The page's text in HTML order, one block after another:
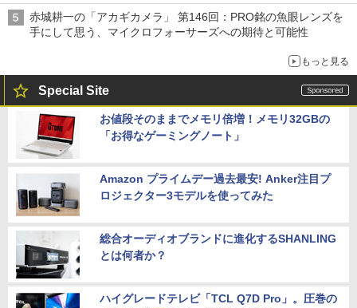
赤城耕一の「アカギカメラ」 第146回：PRO銘の魚眼レンズを
手にして思う、マイクロフォーサーズへの期待と可能性
もっと見る
Special Site
お値段そのままでメモリ倍増！メモリ32GBの
「お得なゲーミングノート」
Amazon プライムデー過去最安! Anker注目プ
ロジェクター3モデルを使ってみた
総合オーディオブランドに進化するSHANLING
とは何者か？
ハイグレードテレビ「TCL Q7D Pro」。圧巻の